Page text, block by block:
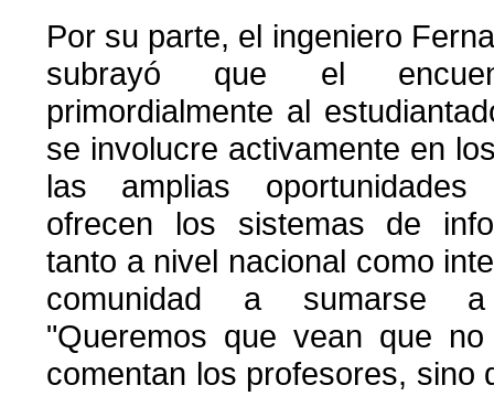
Por su parte, el ingeniero
subrayó que el
primordialmente al
se involucre activamente en
las amplias oportunidades
ofrecen los sistemas de
tanto a nivel nacional como
comunidad a sumarse
"Queremos que vean que
comentan los profesores, sino